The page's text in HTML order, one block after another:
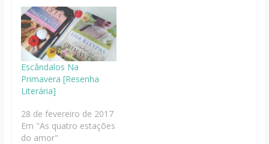
Escândalos Na
Primavera [Resenha
Literária]
28 de fevereiro de 2017
Em "As quatro estações
do amor"